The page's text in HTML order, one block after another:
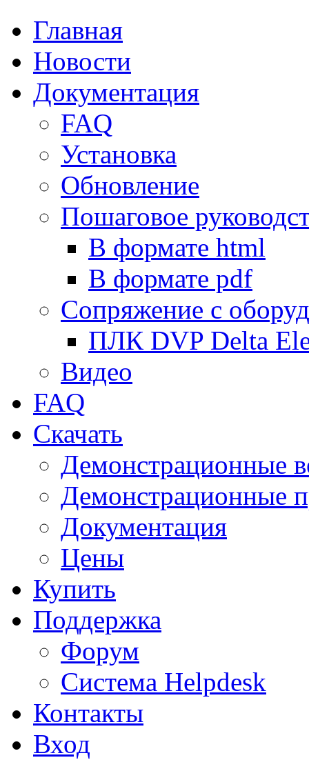
Главная
Новости
Документация
FAQ
Установка
Обновление
Пошаговое
В формате html
В формате pdf
Сопряжение с
ПЛК DVP Delta
Видео
FAQ
Скачать
Демонстрационные
Демонстрационные
Документация
Цены
Купить
Поддержка
Форум
Система Helpdesk
Контакты
Вход